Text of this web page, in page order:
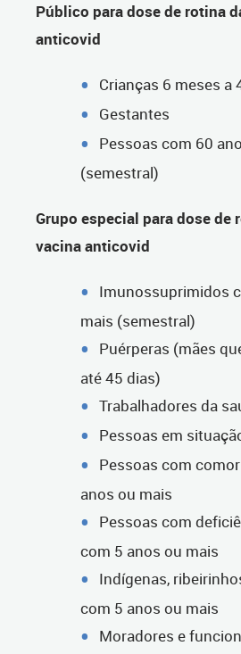
Público para dose de rotina
anticovid
Crianças 6 meses a
Gestantes
Pessoas com 60
(semestral)
Grupo especial para dose de
vacina anticovid
Imunossuprimidos
mais (semestral)
Puérperas (mães
até 45 dias)
Trabalhadores da
Pessoas em
Pessoas com
anos ou mais
Pessoas com
com 5 anos ou mais
Indígenas,
com 5 anos ou mais
Moradores e